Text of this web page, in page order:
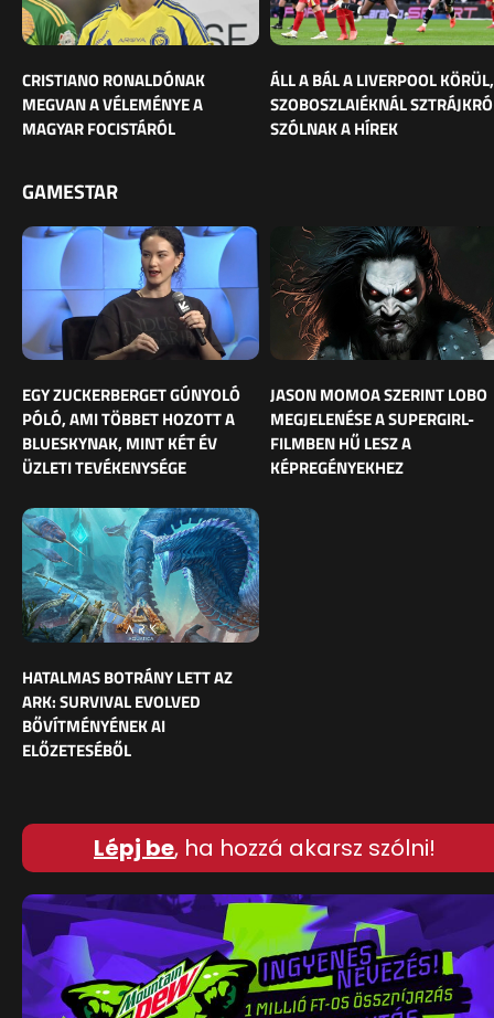
CRISTIANO RONALDÓNAK
MEGVAN A VÉLEMÉNYE A
MAGYAR FOCISTÁRÓL
ÁLL A BÁL A LIVERPOOL KÖRÜL,
SZOBOSZLAIÉKNÁL
SZÓLNAK A HÍREK
GAMESTAR
EGY ZUCKERBERGET GÚNYOLÓ
PÓLÓ, AMI TÖBBET HOZOTT A
BLUESKYNAK, MINT KÉT ÉV
ÜZLETI TEVÉKENYSÉGE
JASON MOMOA SZERINT LOBO
MEGJELENÉSE A SUPERGIRL-
FILMBEN HŰ LESZ A
KÉPREGÉNYEKHEZ
HATALMAS BOTRÁNY LETT AZ
ARK: SURVIVAL EVOLVED
BŐVÍTMÉNYÉNEK AI
ELŐZETESÉBŐL
Lépj be, ha hozzá akarsz szólni!